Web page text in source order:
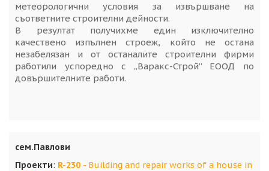
метеорологични условия за извършване на
съответните строителни дейности.
В резултат получихме един изключително
качествено изпълнен строеж, който не остана
незабелязан и от останалите строителни фирми
работили успоредно с „Варакс-Строй” ЕООД по
довършителните работи.
сем.Павлови
Проекти: R-230 - Building and repair works of a house in